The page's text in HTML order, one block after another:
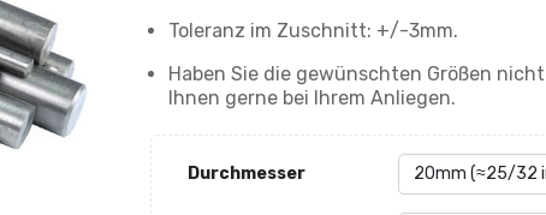
Toleranz im Zuschnitt: +/-3mm.
Haben Sie die gewünschten Größen
Ihnen gerne bei Ihrem Anliegen.
Durchmesser